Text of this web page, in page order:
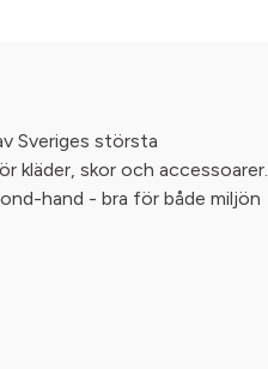
Sveriges största
kläder, skor och accessoarer.
hand - bra för både miljön